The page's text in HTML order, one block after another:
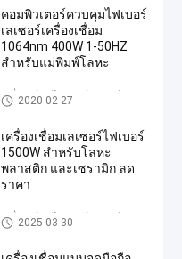
คอมพิวเตอร์ควบคุมไฟเบอร์
เลเซอร์เครื่องเชื่อม
1064nm 400W 1-50HZ
สำหรับแม่พิมพ์โลหะ
เครื่องเชื่อมไฟเบอร์เลเซอร์
2020-02-27
เครื่องเชื่อมเลเซอร์ไฟเบอร์
1500W สำหรับโลหะ
พลาสติก และเซรามิก ลด
ราคา
เครื่องเชื่อมไฟเบอร์เลเซอร์
2025-03-30